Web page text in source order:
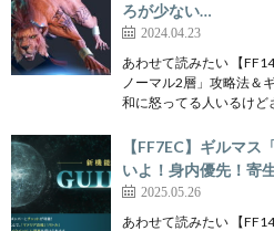
ろが少ない…
2024.04.23
あわせて読みたい 【
ノーマル2層」攻略法＆
和に怒ってる人いるけ
【FF7EC】ギルマ
いよ！身内優先！寄
2025.05.26
あわせて読みたい 【